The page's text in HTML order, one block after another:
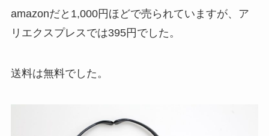
amazonだと1,000円ほどで売られていますが、ア
リエクスプレスでは395円でした。
送料は無料でした。